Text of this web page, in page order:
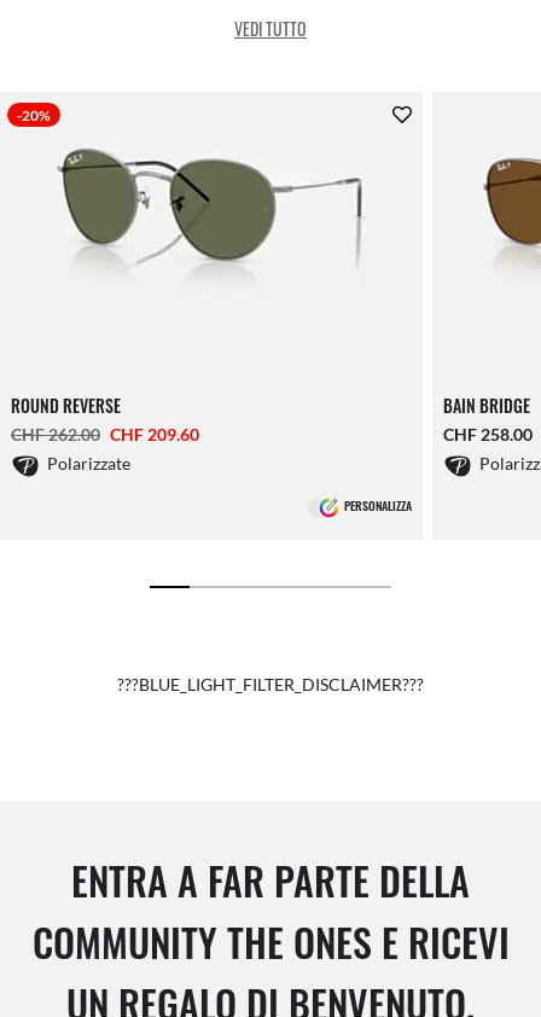
VEDI TUTTO
-20%
ROUND REVERSE
CHF 262.00 CHF 209.60
Polarizzate
PERSONALIZZA
BAIN BRIDGE
CHF 258.00
???BLUE_LIGHT_FILTER_DISCLAIMER???
ENTRA A FAR PARTE DELLA
COMMUNITY THE ONES E RICEVI
UN REGALO DI BENVENUTO.